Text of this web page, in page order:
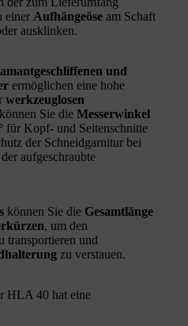
einer Aufhängeöse am Schaft
ausklinken.
und
ermöglichen eine hohe
werkzeuglosen
können Sie die Messerwinkel
für Kopf- und Seitenschnitte
der Schneidgarnitur bei
aufgeschraubte
können Sie die Gesamtlänge
, um den
transportieren und
zu verstauen.
HLA 40 hat eine